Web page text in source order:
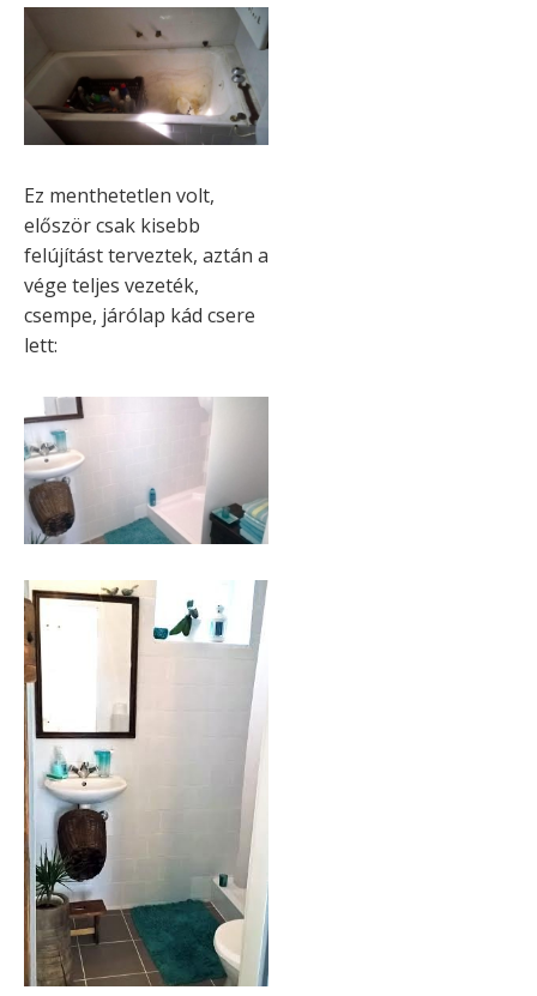
Ez menthetetlen volt,
először csak kisebb
felújítást terveztek, aztán a
vége teljes vezeték,
csempe, járólap kád csere
lett: